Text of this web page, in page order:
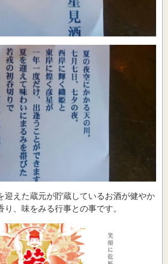
迎えた蔵元が貯蔵しているお酒が健やか
、味をみる行事との事です。